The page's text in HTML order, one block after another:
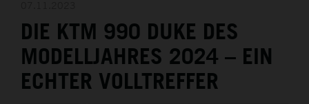
DIE KTM 990 DUKE DES
MODELLJAHRES 2024 – EIN
ECHTER VOLLTREFFER